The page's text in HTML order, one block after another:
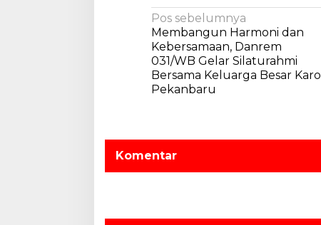
N
a
v
i
s
i
Pos sebelumnya
Membangun Harmoni dan
Kebersamaan, Danrem
031/WB Gelar Silaturahmi
Bersama Keluarga Besar Karo
Pekanbaru
Komentar